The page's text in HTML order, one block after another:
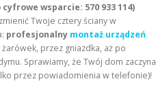
wsparcie: 570 933 114)
Twoje cztery ściany w
profesjonalny montaż urządzeń
przez gniazdka, aż po
Sprawiamy, że Twój dom zaczyna
przez powiadomienia w telefonie)!